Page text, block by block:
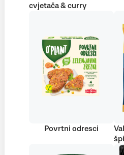
cvjetača & curry
Povrtni odresci